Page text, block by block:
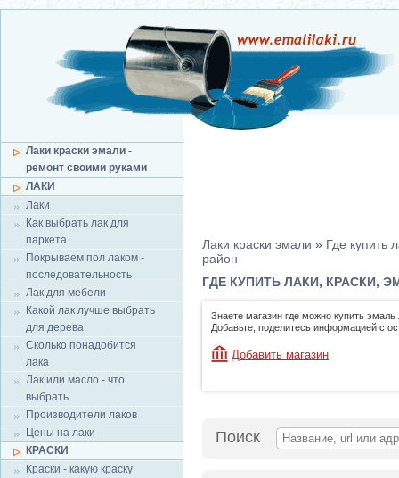
Лаки краски эмали -
ремонт своими руками
ЛАКИ
Лаки
Как выбрать лак для
паркета
Покрываем пол лаком -
последовательность
Лак для мебели
Какой лак лучше выбрать
для дерева
Сколько понадобится
лака
Лак или масло - что
выбрать
Производители лаков
Цены на лаки
КРАСКИ
Краски - какую краску
Лаки краски эмали » Где купить
район
ГДЕ КУПИТЬ ЛАКИ, КРАСКИ,
Знаете магазин где можно купить эмаль
Добавьте, поделитесь информацией с
Добавить магазин
Поиск